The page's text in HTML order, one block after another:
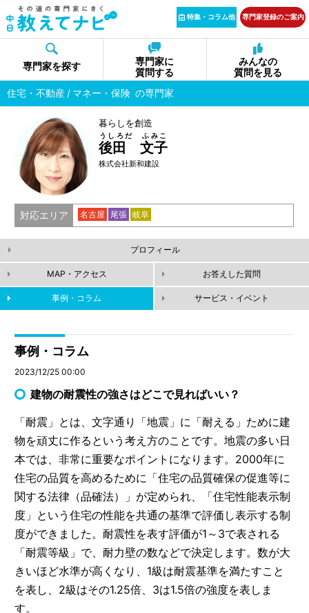
特集・コラム他 専門家登録のご案内
専門家を探す
専門家に
質問する
みんなの
質問を見る
住宅・不動産
マネー・保険 の専門家
暮らしを創造
後田 文子
うしろだ ふみこ
株式会社新和建設
対応エリア 名古屋 尾張 岐阜
プロフィール
MAP・アクセス お答えした質問
事例・コラム サービス・イベント
事例・コラム
2023/12/25 00:00
建物の耐震性の強さはどこで見ればいい？
「耐震」とは、文字通り「地震」に「耐える」ために建
物を頑丈に作るという考え方のことです。地震の多い日
本では、非常に重要なポイントになります。2000年に
住宅の品質を高めるために「住宅の品質確保の促進等に
関する法律（品確法）」が定められ、「住宅性能表示制
度」という住宅の性能を共通の基準で評価し表示する制
度ができました。耐震性を表す評価が1～3で表される
「耐震等級」で、耐力壁の数などで決定します。数が大
きいほど水準が高くなり、1級は耐震基準を満たすこと
を表し、2級はその1.25倍、3は1.5倍の強度を表しま
す。